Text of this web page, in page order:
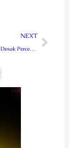
NEXT
Pemkab Lebong Desak Percepat Layanan HD
Next